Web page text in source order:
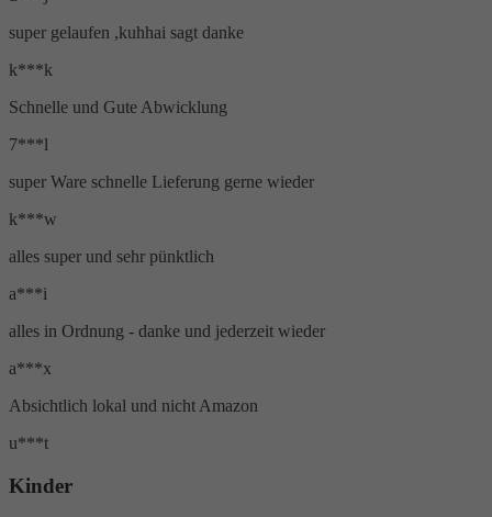
super gelaufen ,kuhhai sagt danke
k***k
Schnelle und Gute Abwicklung
7***l
super Ware schnelle Lieferung gerne wieder
k***w
alles super und sehr pünktlich
a***i
alles in Ordnung - danke und jederzeit wieder
a***x
Absichtlich lokal und nicht Amazon
u***t
Kinder